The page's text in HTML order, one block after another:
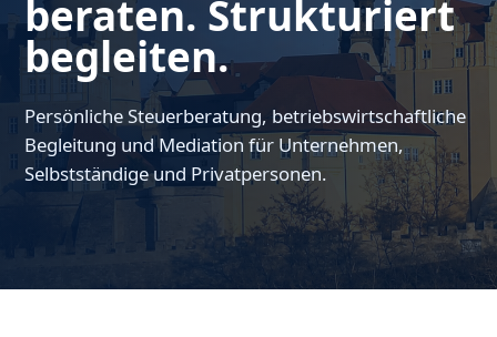
beraten. Strukturiert
begleiten.
Persönliche Steuerberatung, betriebswirtschaftliche
Begleitung und Mediation für Unternehmen,
Selbstständige und Privatpersonen.